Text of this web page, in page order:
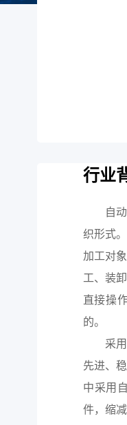
行业
自
织形式
加工对
工、装
直接操
的。
采
先进、
中采用
件，缩